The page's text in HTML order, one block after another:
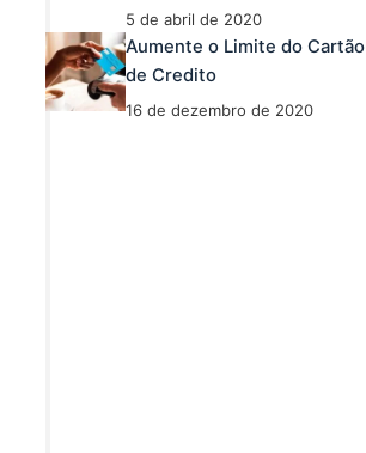
5 de abril de 2020
Aumente o Limite do Cartão
de Credito
16 de dezembro de 2020